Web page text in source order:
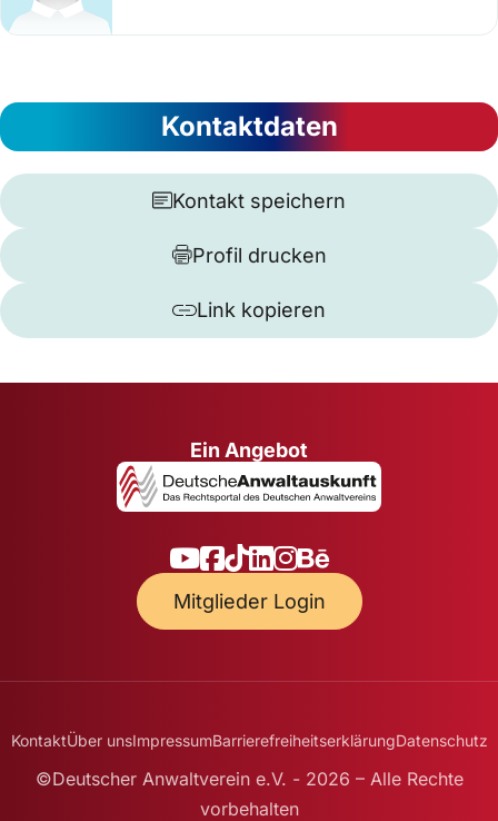
Kontaktdaten
Kontakt speichern
Profil drucken
Link kopieren
Ein Angebot
Mitglieder Login
KontaktÜber unsImpressumBarrierefreiheitserklärungDatenschutz
©Deutscher Anwaltverein e.V. - 2026 – Alle Rechte
vorbehalten